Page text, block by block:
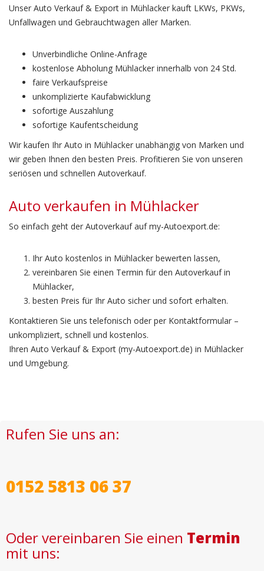
Unser Auto Verkauf & Export in Mühlacker kauft LKWs, PKWs,
Unfallwagen und Gebrauchtwagen aller Marken.
Unverbindliche Online-Anfrage
kostenlose Abholung Mühlacker innerhalb von 24 Std.
faire Verkaufspreise
unkomplizierte Kaufabwicklung
sofortige Auszahlung
sofortige Kaufentscheidung
Wir kaufen Ihr Auto in Mühlacker unabhängig von Marken und
wir geben Ihnen den besten Preis. Profitieren Sie von unseren
seriösen und schnellen Autoverkauf.
Auto verkaufen in Mühlacker
So einfach geht der Autoverkauf auf my-Autoexport.de:
Ihr Auto kostenlos in Mühlacker bewerten lassen,
vereinbaren Sie einen Termin für den Autoverkauf in
Mühlacker,
besten Preis für Ihr Auto sicher und sofort erhalten.
Kontaktieren Sie uns telefonisch oder per Kontaktformular –
unkompliziert, schnell und kostenlos.
Ihren Auto Verkauf & Export (my-Autoexport.de) in Mühlacker
und Umgebung.
Rufen Sie uns an:
0152 5813 06 37
Oder vereinbaren Sie einen Termin
mit uns: